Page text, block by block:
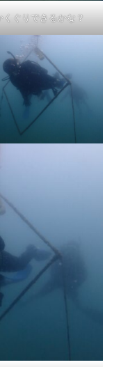
くぐりできるかな？